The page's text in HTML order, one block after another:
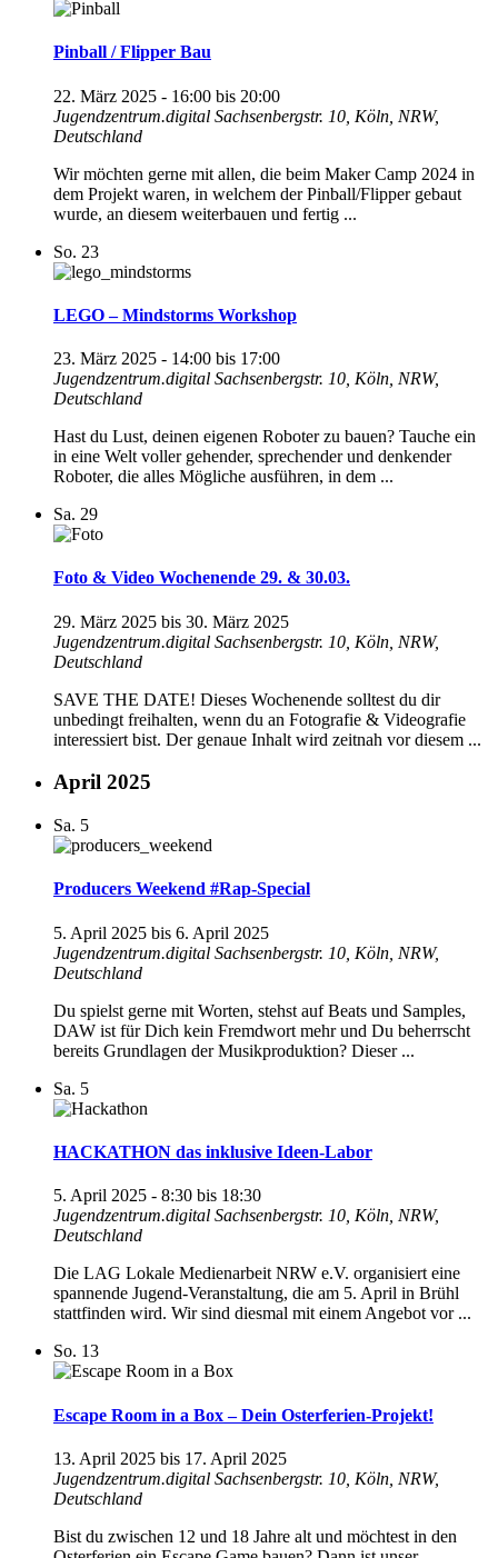
Pinball / Flipper Bau
22. März 2025 - 16:00 bis 20:00
Jugendzentrum.digital Sachsenbergstr. 10, Köln, NRW,
Deutschland
Wir möchten gerne mit allen, die beim Maker Camp 2024 in
dem Projekt waren, in welchem der Pinball/Flipper gebaut
wurde, an diesem weiterbauen und fertig ...
So. 23
LEGO – Mindstorms Workshop
23. März 2025 - 14:00 bis 17:00
Jugendzentrum.digital Sachsenbergstr. 10, Köln, NRW,
Deutschland
Hast du Lust, deinen eigenen Roboter zu bauen? Tauche ein
in eine Welt voller gehender, sprechender und denkender
Roboter, die alles Mögliche ausführen, in dem ...
Sa. 29
Foto & Video Wochenende 29. & 30.03.
29. März 2025 bis 30. März 2025
Jugendzentrum.digital Sachsenbergstr. 10, Köln, NRW,
Deutschland
SAVE THE DATE! Dieses Wochenende solltest du dir
unbedingt freihalten, wenn du an Fotografie & Videografie
interessiert bist. Der genaue Inhalt wird zeitnah vor diesem ...
April 2025
Sa. 5
Producers Weekend #Rap-Special
5. April 2025 bis 6. April 2025
Jugendzentrum.digital Sachsenbergstr. 10, Köln, NRW,
Deutschland
Du spielst gerne mit Worten, stehst auf Beats und Samples,
DAW ist für Dich kein Fremdwort mehr und Du beherrscht
bereits Grundlagen der Musikproduktion? Dieser ...
Sa. 5
HACKATHON das inklusive Ideen-Labor
5. April 2025 - 8:30 bis 18:30
Jugendzentrum.digital Sachsenbergstr. 10, Köln, NRW,
Deutschland
Die LAG Lokale Medienarbeit NRW e.V. organisiert eine
spannende Jugend-Veranstaltung, die am 5. April in Brühl
stattfinden wird. Wir sind diesmal mit einem Angebot vor ...
So. 13
Escape Room in a Box – Dein Osterferien-Projekt!
13. April 2025 bis 17. April 2025
Jugendzentrum.digital Sachsenbergstr. 10, Köln, NRW,
Deutschland
Bist du zwischen 12 und 18 Jahre alt und möchtest in den